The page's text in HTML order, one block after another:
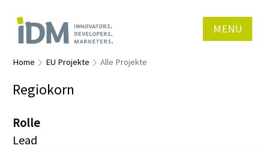
MENÜ
Home EU Projekte Alle Projekte
Regiokorn
Rolle
Lead